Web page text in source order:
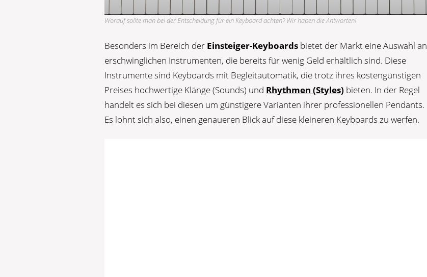
Worauf sollte man bei der Entscheidung für ein Keyboard achten? Wir haben die Antworten!
Besonders im Bereich der Einsteiger-Keyboards bietet der Markt eine Auswahl an
erschwinglichen Instrumenten, die bereits für wenig Geld erhältlich sind. Diese
Instrumente sind Keyboards mit Begleitautomatik, die trotz ihres kostengünstigen
Preises hochwertige Klänge (Sounds) und Rhythmen (Styles) bieten. In der Regel
handelt es sich bei diesen um günstigere Varianten ihrer professionellen Pendants.
Es lohnt sich also, einen genaueren Blick auf diese kleineren Keyboards zu werfen.